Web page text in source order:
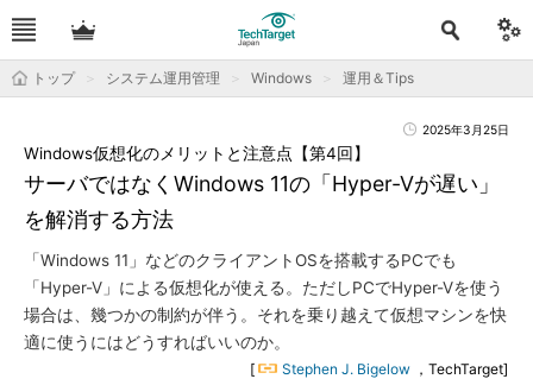
トップ システム運用管理 Windows 運用＆Tips
2025年3月25日
サーバではなくWindows 11の「Hyper-Vが遅い」
を解消する方法
Windows仮想化のメリットと注意点【第4回】
「Windows 11」などのクライアントOSを搭載するPCでも
「Hyper-V」による仮想化が使える。ただしPCでHyper-Vを使う
場合は、幾つかの制約が伴う。それを乗り越えて仮想マシンを快
適に使うにはどうすればいいのか。
[ Stephen J. Bigelow ，TechTarget]